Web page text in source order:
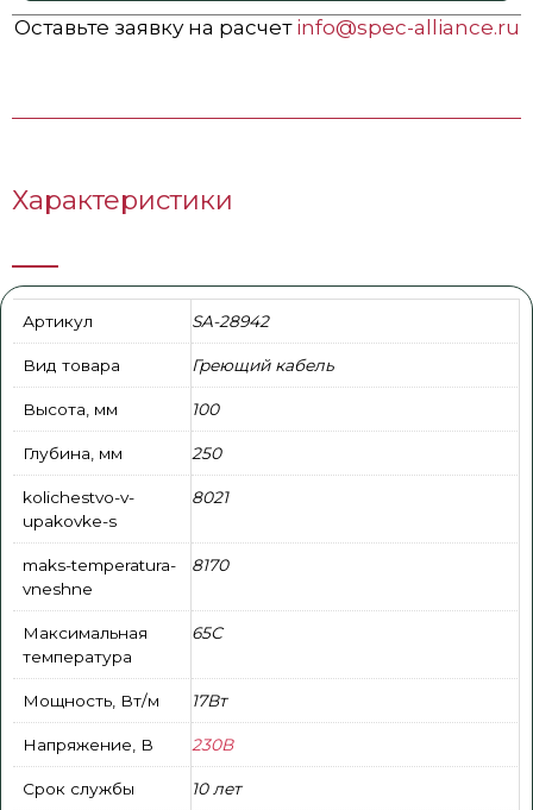
Оставьте заявку на расчет info@spec-alliance.ru
Характеристики
Артикул SA-28942
Вид товара Греющий кабель
Высота, мм 100
Глубина, мм 250
kolichestvo-v-
upakovke-s
8021
maks-temperatura-
vneshne
8170
Максимальная
температура
65С
Мощность, Вт/м 17Вт
Напряжение, В 230В
Срок службы 10 лет